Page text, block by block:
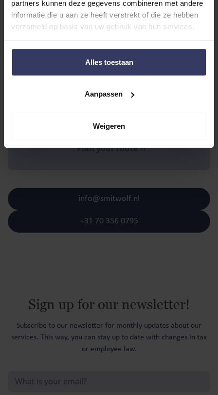
partners kunnen deze gegevens combineren met andere
informatie die u aan ze heeft verstrekt of die ze hebben
verzameld op basis van uw gebruik van hun services.
Alles toestaan
Aanpassen
Weigeren
OPEN FOR YOU
2517 KT The Hague
Plan your route
+31 70 356 0795
info@smitwolf.nl
Sign up for our newsletter!
Subscribe to our newsletter for monthly updates about our
services. This way, you can stay up to date with changes in tax
or employee law.